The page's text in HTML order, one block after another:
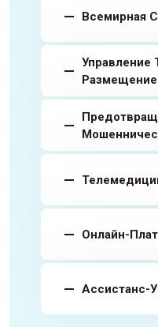
Всемирная
Управление
Онлайн-
Ассистанс-